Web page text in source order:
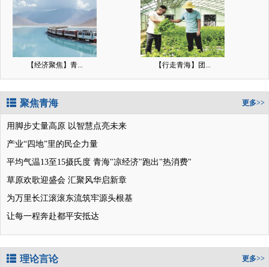
【经济聚焦】青... 【行走青海】团...
聚焦青海 更多>>
用脚步丈量高原 以智慧点亮未来
产业“四地”里的民企力量
平均气温13至15摄氏度 青海"凉经济"跑出"热消费"
草原欢歌迎盛会 汇聚风华启新章
为万里长江滚滚东流筑牢源头根基
让每一程奔赴都平安抵达
理论言论 更多>>